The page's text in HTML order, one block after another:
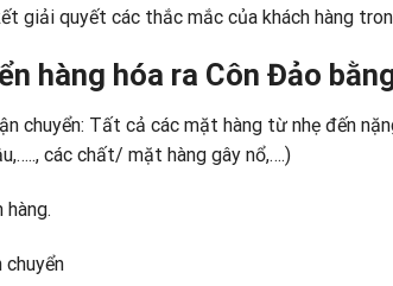
giải quyết các thắc mắc của khách hàng
hàng hóa ra Côn Đảo
chuyển: Tất cả các mặt hàng từ nhẹ đến
các chất/ mặt hàng gây nổ,….)